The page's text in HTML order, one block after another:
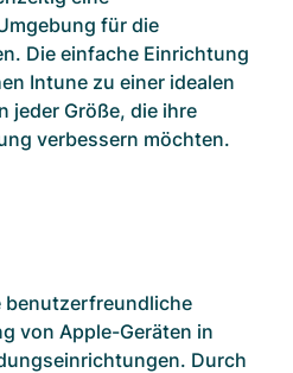
für die
Die einfache Einrichtung
Intune zu einer idealen
jeder Größe, die ihre
verbessern möchten.
benutzerfreundliche
von Apple-Geräten in
Durch